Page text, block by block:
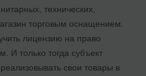
технических,
торговым оснащением.
лицензию на право
И только тогда субъект
свои товары в